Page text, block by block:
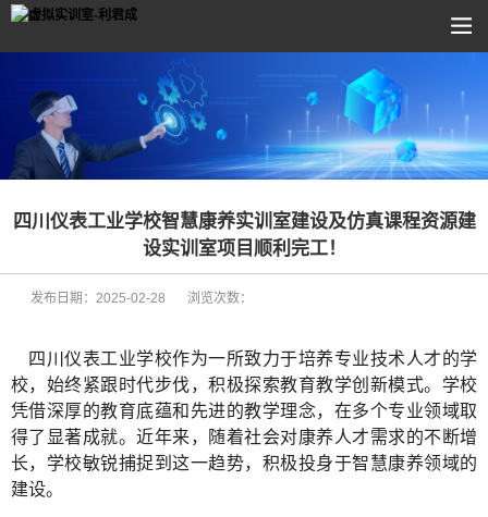
四川仪表工业学校智慧康养实训室建设及仿真课程资源建
设实训室项目顺利完工！
发布日期： 2025-02-28 浏览次数：
四川仪表工业学校作为一所致力于培养专业技术人才的学
校，始终紧跟时代步伐，积极探索教育教学创新模式。学校
凭借深厚的教育底蕴和先进的教学理念，在多个专业领域取
得了显著成就。近年来，随着社会对康养人才需求的不断增
长，学校敏锐捕捉到这一趋势，积极投身于智慧康养领域的
建设。